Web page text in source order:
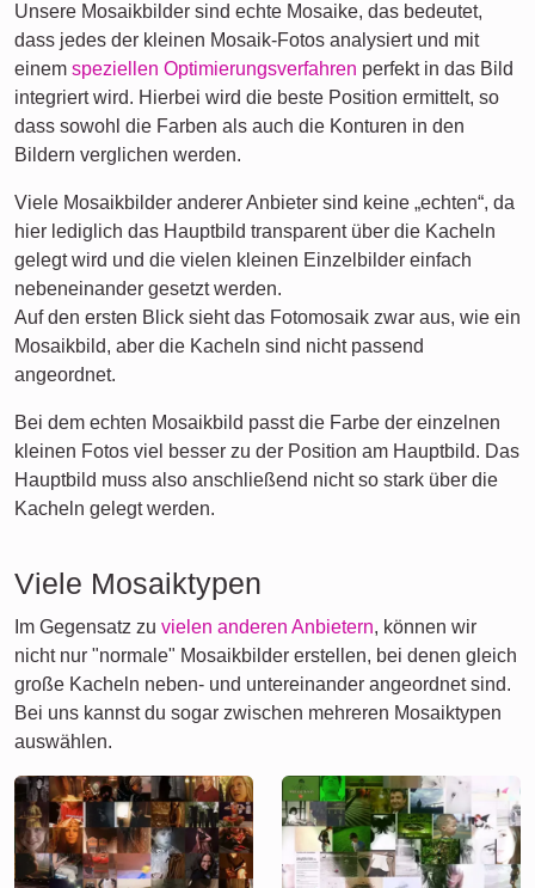
Unsere Mosaikbilder sind echte Mosaike, das bedeutet,
dass jedes der kleinen Mosaik-Fotos analysiert und mit
einem speziellen Optimierungsverfahren perfekt in das Bild
integriert wird. Hierbei wird die beste Position ermittelt, so
dass sowohl die Farben als auch die Konturen in den
Bildern verglichen werden.
Viele Mosaikbilder anderer Anbieter sind keine „echten“, da
hier lediglich das Hauptbild transparent über die Kacheln
gelegt wird und die vielen kleinen Einzelbilder einfach
nebeneinander gesetzt werden.
Auf den ersten Blick sieht das Fotomosaik zwar aus, wie ein
Mosaikbild, aber die Kacheln sind nicht passend
angeordnet.
Bei dem echten Mosaikbild passt die Farbe der einzelnen
kleinen Fotos viel besser zu der Position am Hauptbild. Das
Hauptbild muss also anschließend nicht so stark über die
Kacheln gelegt werden.
Viele Mosaiktypen
Im Gegensatz zu vielen anderen Anbietern, können wir
nicht nur "normale" Mosaikbilder erstellen, bei denen gleich
große Kacheln neben- und untereinander angeordnet sind.
Bei uns kannst du sogar zwischen mehreren Mosaiktypen
auswählen.